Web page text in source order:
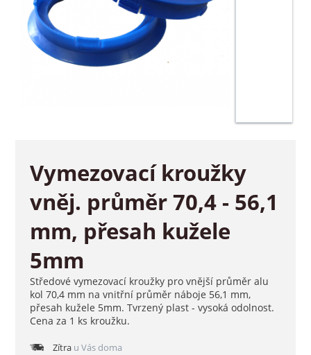
Vymezovací kroužky
vněj. průměr 70,4 - 56,1
mm, přesah kužele
5mm
Středové vymezovací kroužky pro vnější průměr alu
kol 70,4 mm na vnitřní průměr náboje 56,1 mm,
přesah kužele 5mm. Tvrzený plast - vysoká odolnost.
Cena za 1 ks kroužku.
Zítrau Vás doma